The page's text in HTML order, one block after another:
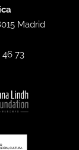
Madrid
46 73